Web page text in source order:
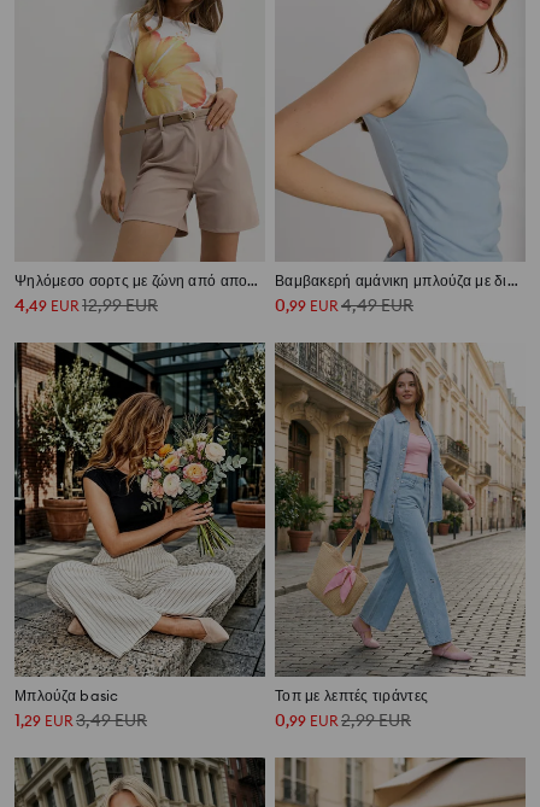
Ψηλόμεσο σορτς με ζώνη από απομίμηση δέρματος
4,49 EUR 12,99EUR
Βαμβακερή αμάνικη μπλούζα με διακοσμητικές σούρες
0,99 EUR 4,49EUR
Μπλούζα basic
1,29 EUR3,49EUR
Τοπ με λεπτές τιράντες
0,99 EUR2,99EUR